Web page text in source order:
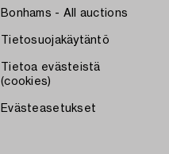
Bonhams - All auctions
Tietosuojakäytäntö
Tietoa evästeistä
(cookies)
Evästeasetukset